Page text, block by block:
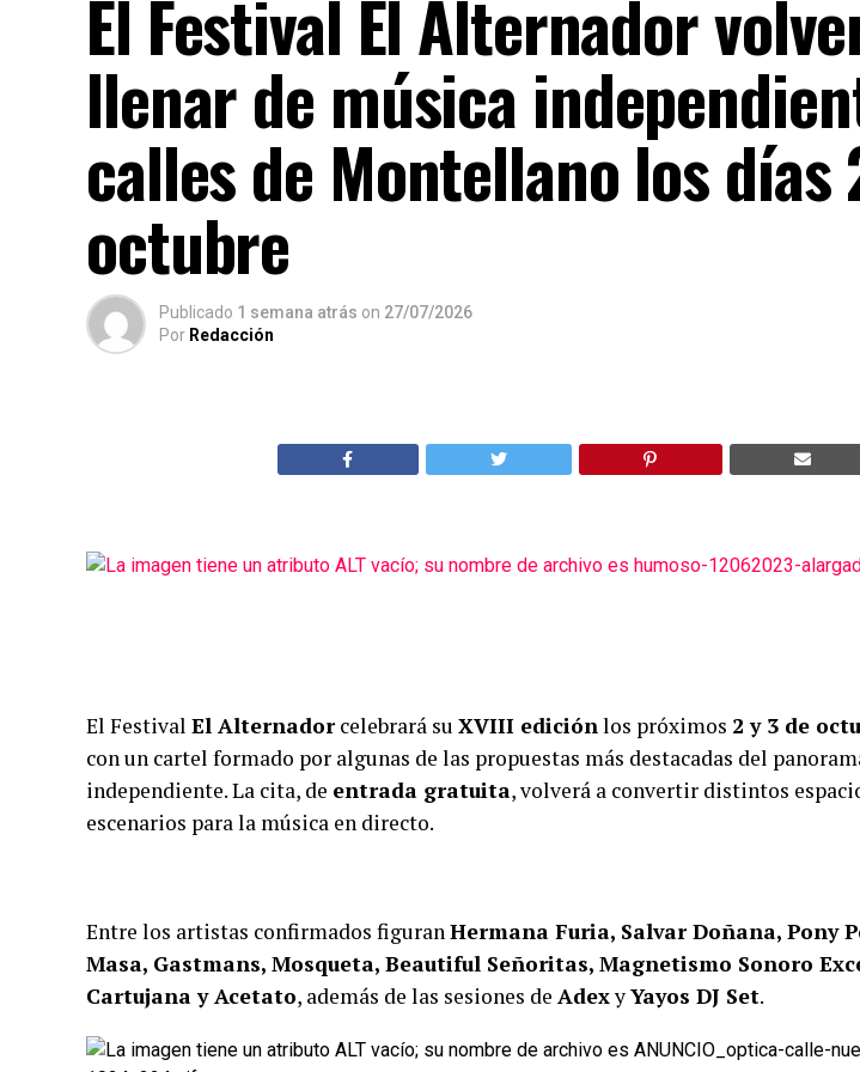
El Festival El Alternador
llenar de música
calles de Montellano los días
octubre
Publicado 1 semana atrás on 27/07/2026
Por Redacción
El Festival El Alternadorcelebrará su XVIII ediciónlos próximos 2 y 3 de
con un cartel formado por algunas de las propuestas más destacadas del
independiente. La cita, de entrada gratuita, volverá a convertir distintos
escenarios para la música en directo.
Entre los artistas confirmados figuranHermana Furia, Salvar Doñana, Pony
Masa, Gastmans, Mosqueta, Beautiful Señoritas, Magnetismo Sonoro
Cartujana y Acetato, además de las sesiones de AdexyYayos DJ Set.